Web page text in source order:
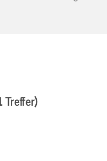
Treffer)